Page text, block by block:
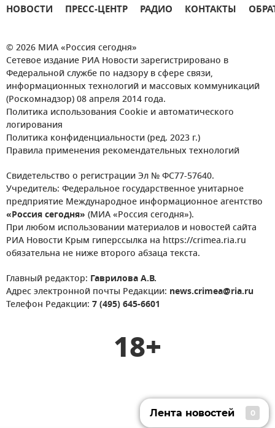
НОВОСТИ ПРЕСС-ЦЕНТР РАДИО КОНТАКТЫ
© 2026 МИА «Россия сегодня»
Сетевое издание РИА Новости зарегистрировано в
Федеральной службе по надзору в сфере связи,
информационных технологий и массовых коммуникаций
(Роскомнадзор) 08 апреля 2014 года.
Политика использования Cookie и автоматического
логирования
Политика конфиденциальности (ред. 2023 г.)
Правила применения рекомендательных технологий
Свидетельство о регистрации Эл № ФС77-57640.
Учредитель: Федеральное государственное унитарное
предприятие Международное информационное агентство
«Россия сегодня» (МИА «Россия сегодня»).
При любом использовании материалов и новостей сайта
РИА Новости Крым гиперссылка на https://crimea.ria.ru
обязательна не ниже второго абзаца текста.
Главный редактор: Гаврилова А.В.
Адрес электронной почты Редакции: news.crimea@ria.ru
Телефон Редакции: 7 (495) 645-6601
18+
Лента новостей 0